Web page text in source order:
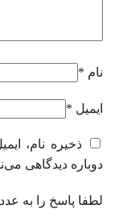
نام *
ایمیل *
ذخیره نام،
دوباره دیدگاهی
لطفا پاسخ را به